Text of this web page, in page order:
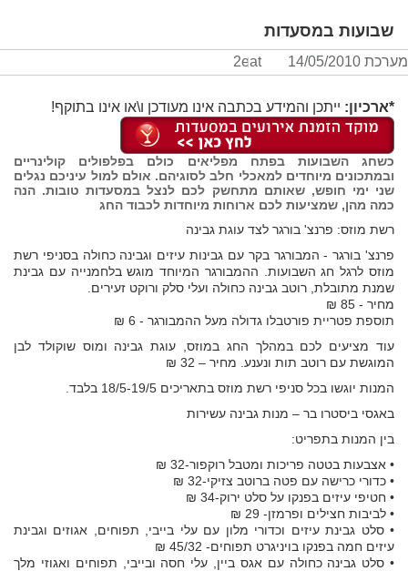
שבועות במסעדות
מערכת 2eat 14/05/2010
*ארכיון: ייתכן והמידע בכתבה אינו מעודכן ו\או אינו בתוקף!
כשחג השבועות בפתח מפליאים כולם בפלפולים קולינריים
ובמתכונים מיוחדים למאכלי חלב לסוגיהם. אולם למול עיניכם נגלים
שני ימי חופש, שאותם מתחשק לכם לנצל במסעדות טובות. הנה
כמה מהן, שמציעות לכם ארוחות מיוחדות לכבוד החג
רשת מוזס: פרנצ' בורגר לצד עוגת גבינה
פרנצ' בורגר - המבורגר בקר עם גבינות עיזים וגבינה כחולה בסניפי רשת
מוזס לרגל חג השבועות. ההמבורגר המיוחד מוגש בלחמנייה עם גבינת
שמנת מתובלת, רוטב גבינה כחולה ועלי סלק ורוקט זעירים.
מחיר - 85 ₪
תוספת פטריית פורטבלו גדולה מעל ההמבורגר - 6 ₪
עוד מציעים לכם במהלך החג במוזס, עוגת גבינה ומוס שוקולד לבן
המוגשת עם רוטב תות ונענע. מחיר – 32 ₪
המנות יוגשו בכל סניפי רשת מוזס בתאריכים 18/5-19/5 בלבד.
באגסי ביסטרו בר – מנות גבינה עשירות
בין המנות בתפריט:
• אצבעות בטטה פריכות ומטבל רוקפור-32 ₪
• כדורי כרישה עם פטה ברוטב צזיקי-32 ₪
• חטיפי עיזים בפנקו על סלט ירוק-34 ₪
• לביבות חצילים ופרמזן- 29 ₪
• סלט גבינת עיזים וכדורי מלון עם עלי בייבי, תפוחים, אגוזים וגבינת
עיזים חמה בפנקו בויניגרט תפוחים- 45/32 ₪
• סלט גבינה כחולה עם אגס ביין, עלי חסה ובייבי, תפוחים ואגוזי מלך